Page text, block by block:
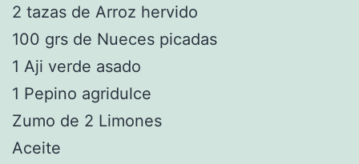
2 tazas de Arroz hervido
100 grs de Nueces picadas
1 Aji verde asado
1 Pepino agridulce
Zumo de 2 Limones
Aceite